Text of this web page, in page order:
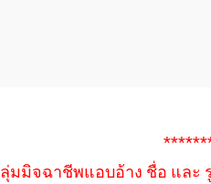
มิจฉาชีพแอบอ้าง ชื่อ และ